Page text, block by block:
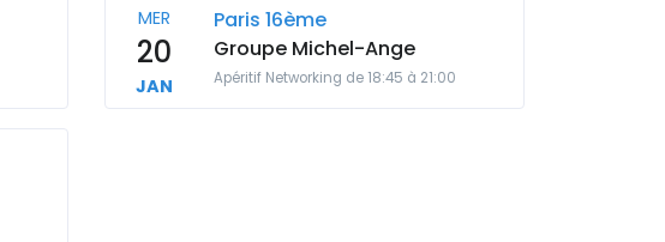
MER
20
JAN
Paris 16ème
Groupe Michel-Ange
Apéritif Networking de 18:45 à 21:00